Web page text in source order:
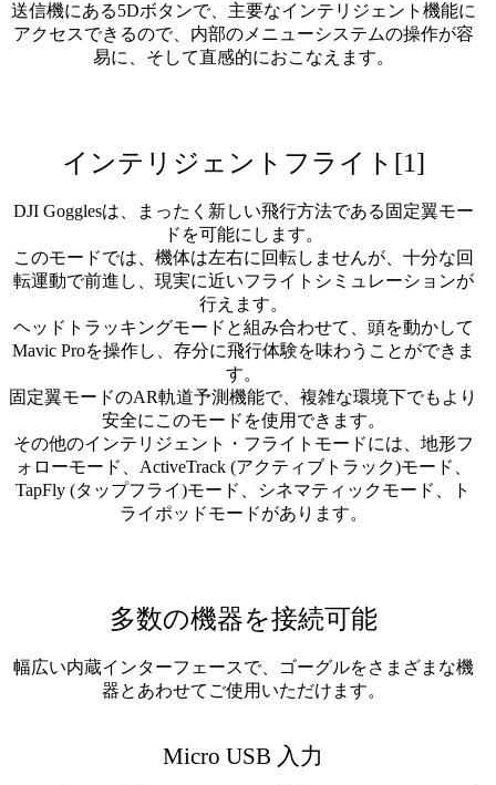
送信機にある5Dボタンで、主要なインテリジェント機能に
アクセスできるので、内部のメニューシステムの操作が容
易に、そして直感的におこなえます。
インテリジェントフライト[1]
DJI Gogglesは、まったく新しい飛行方法である固定翼モー
ドを可能にします。
このモードでは、機体は左右に回転しませんが、十分な回
転運動で前進し、現実に近いフライトシミュレーションが
行えます。
ヘッドトラッキングモードと組み合わせて、頭を動かして
Mavic Proを操作し、存分に飛行体験を味わうことができま
す。
固定翼モードのAR軌道予測機能で、複雑な環境下でもより
安全にこのモードを使用できます。
その他のインテリジェント・フライトモードには、地形フ
ォローモード、ActiveTrack (アクティブトラック)モード、
TapFly (タップフライ)モード、シネマティックモード、ト
ライポッドモードがあります。
多数の機器を接続可能
幅広い内蔵インターフェースで、ゴーグルをさまざまな機
器とあわせてご使用いただけます。
Micro USB 入力